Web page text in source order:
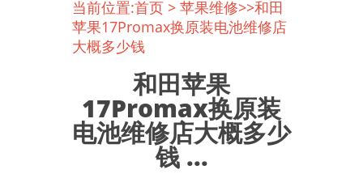
当前位置:首页 > 苹果维修>>和田
苹果17Promax换原装电池维修店
大概多少钱
和田苹果
17Promax换原装
电池维修店大概多少
钱 ...